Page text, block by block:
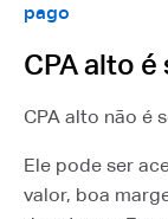
pago
CPA alto
CPA alto não é
Ele pode ser
valor, boa